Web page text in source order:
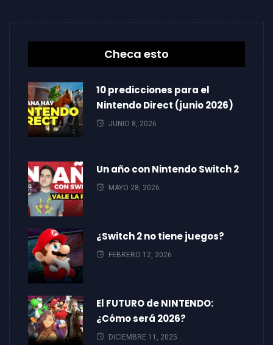
Checa esto
10 predicciones para el
Nintendo Direct (junio 2026)
JUNIO 8, 2026
Un año con Nintendo Switch 2
MAYO 28, 2026
¿Switch 2 no tiene juegos?
FEBRERO 12, 2026
El FUTURO de NINTENDO:
¿Cómo será 2026?
DICIEMBRE 11, 2025